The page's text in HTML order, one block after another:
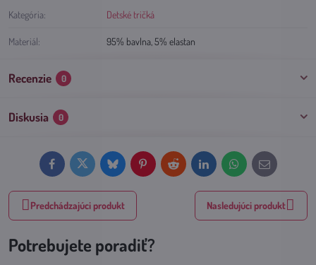
Kategória: Detské tričká
Materiál: 95% bavlna, 5% elastan
Recenzie 0
Diskusia 0
FacebookTwitter BlueskyPinterestReddit LinkedInWhatsApp
E-
mail
Predchádzajúci produkt Nasledujúci produkt
Potrebujete poradiť?